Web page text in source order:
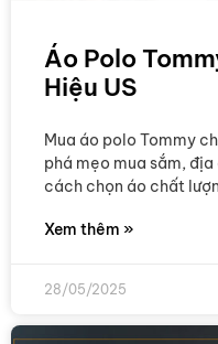
Áo Polo
Hiệu US
Mua áo polo Tommy
phá mẹo mua sắm,
cách chọn áo chất
Xem thêm »
28/05/2025